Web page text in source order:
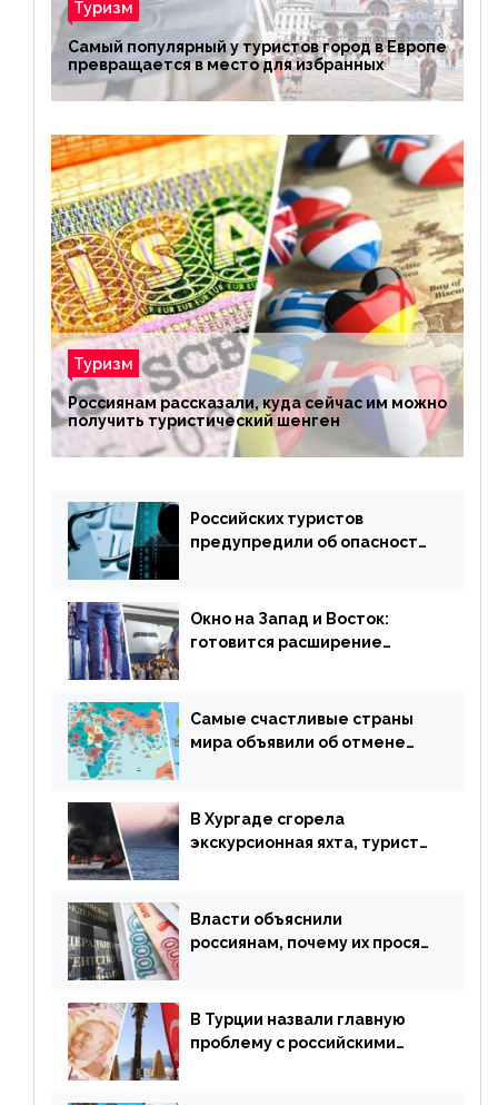
Туризм
Самый популярный у туристов город в Европе
превращается в место для избранных
Туризм
Россиянам рассказали, куда сейчас им можно
получить туристический шенген
Российских туристов
предупредили об опасности
Окно на Запад и Восток:
готовится расширение
Самые счастливые страны
мира объявили об отмене
В Хургаде сгорела
экскурсионная яхта, туристы
Власти объяснили
россиянам, почему их просят
В Турции назвали главную
проблему с российскими